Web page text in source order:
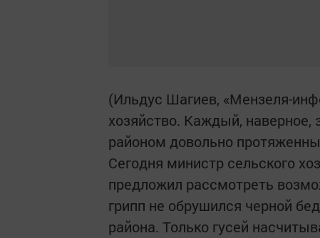
(Ильдус Шагиев, «Мензеля-
хозяйство. Каждый,
районом довольно
Сегодня министр сельского
предложил рассмотреть
грипп не обрушился черной
района. Только гусей